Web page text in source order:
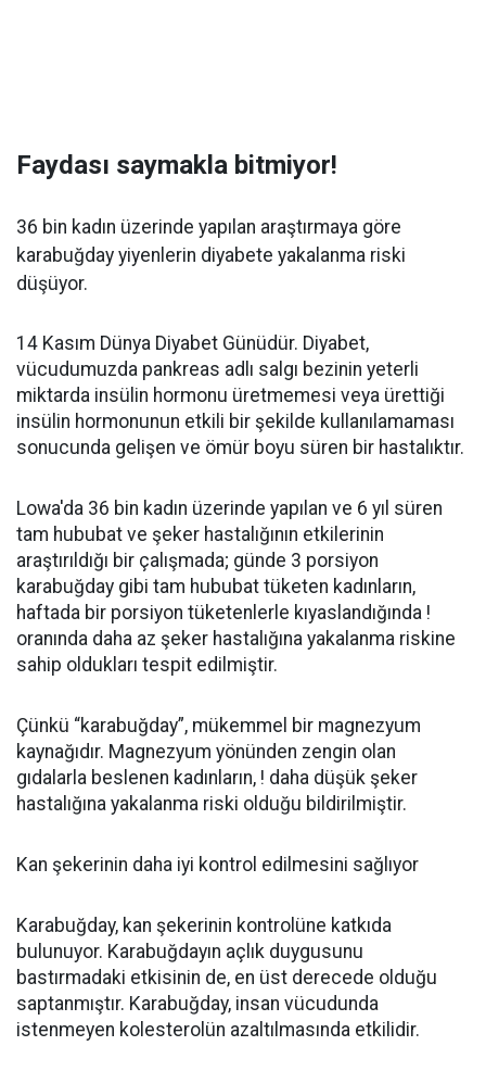
Faydası saymakla bitmiyor!
36 bin kadın üzerinde yapılan araştırmaya göre
karabuğday yiyenlerin diyabete yakalanma riski
düşüyor.
14 Kasım Dünya Diyabet Günüdür. Diyabet,
vücudumuzda pankreas adlı salgı bezinin yeterli
miktarda insülin hormonu üretmemesi veya ürettiği
insülin hormonunun etkili bir şekilde kullanılamaması
sonucunda gelişen ve ömür boyu süren bir hastalıktır.
Lowa'da 36 bin kadın üzerinde yapılan ve 6 yıl süren
tam hububat ve şeker hastalığının etkilerinin
araştırıldığı bir çalışmada; günde 3 porsiyon
karabuğday gibi tam hububat tüketen kadınların,
haftada bir porsiyon tüketenlerle kıyaslandığında !
oranında daha az şeker hastalığına yakalanma riskine
sahip oldukları tespit edilmiştir.
Çünkü “karabuğday”, mükemmel bir magnezyum
kaynağıdır. Magnezyum yönünden zengin olan
gıdalarla beslenen kadınların, ! daha düşük şeker
hastalığına yakalanma riski olduğu bildirilmiştir.
Kan şekerinin daha iyi kontrol edilmesini sağlıyor
Karabuğday, kan şekerinin kontrolüne katkıda
bulunuyor. Karabuğdayın açlık duygusunu
bastırmadaki etkisinin de, en üst derecede olduğu
saptanmıştır. Karabuğday, insan vücudunda
istenmeyen kolesterolün azaltılmasında etkilidir.